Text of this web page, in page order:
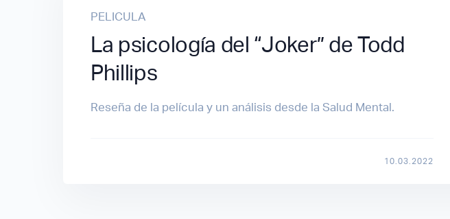
PELICULA
La psicología del “Joker” de Todd
Phillips
Reseña de la película y un análisis desde la Salud Mental.
10.03.2022